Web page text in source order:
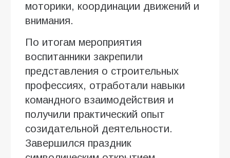
моторики, координации движений и
внимания.
По итогам мероприятия
воспитанники закрепили
представления о строительных
профессиях, отработали навыки
командного взаимодействия и
получили практический опыт
созидательной деятельности.
Завершился праздник